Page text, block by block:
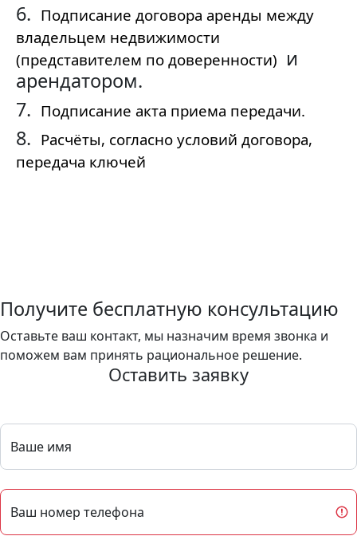
6. Подписание договора аренды между
владельцем недвижимости
(представителем по доверенности) и
арендатором.
7. Подписание акта приема передачи.
8. Расчёты, согласно условий договора,
передача ключей
Получите бесплатную консультацию
Оставьте ваш контакт, мы назначим время звонка и
поможем вам принять рациональное решение.
Оставить заявку
Ваше имя
Ваш номер телефона